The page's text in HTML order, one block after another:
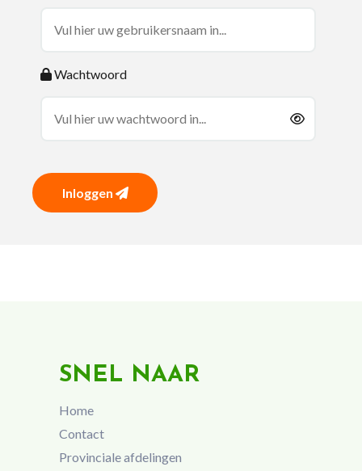
Wachtwoord
Inloggen
SNEL NAAR
Home
Contact
Provinciale afdelingen